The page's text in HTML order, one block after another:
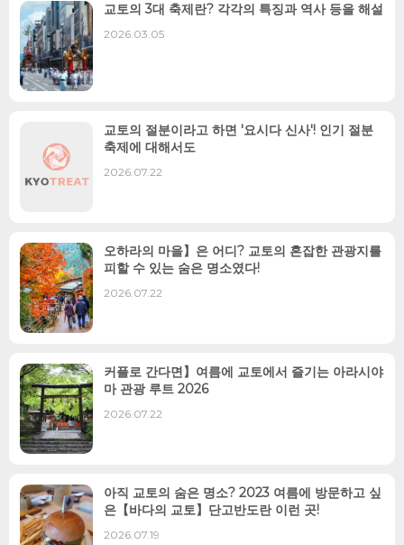
교토의 3대 축제란? 각각의 특징과 역사 등을 해설
2026.03.05
교토의 절분이라고 하면 '요시다 신사'! 인기 절분
축제에 대해서도
2026.07.22
오하라의 마을】은 어디? 교토의 혼잡한 관광지를
피할 수 있는 숨은 명소였다!
2026.07.22
커플로 간다면】여름에 교토에서 즐기는 아라시야
마 관광 루트 2026
2026.07.22
아직 교토의 숨은 명소? 2023 여름에 방문하고 싶
은【바다의 교토】단고반도란 이런 곳!
2026.07.19